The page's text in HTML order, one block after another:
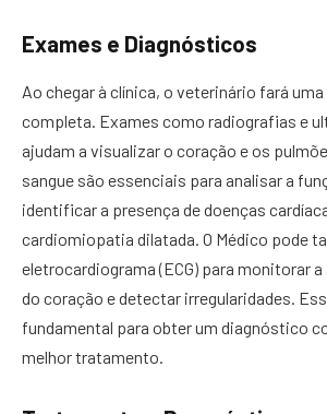
Exames e Diagnósticos
Ao chegar à clínica, o veterinário fará
completa. Exames como radiografias e
ajudam a visualizar o coração e os
sangue são essenciais para analisar a
identificar a presença de doenças
cardiomiopatia dilatada. O Médico pode
eletrocardiograma (ECG) para monitorar
do coração e detectar irregularidades.
fundamental para obter um diagnóstico
melhor tratamento.